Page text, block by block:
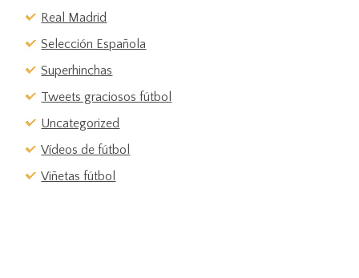
Real Madrid
Selección Española
Superhinchas
Tweets graciosos fútbol
Uncategorized
Vídeos de fútbol
Viñetas fútbol